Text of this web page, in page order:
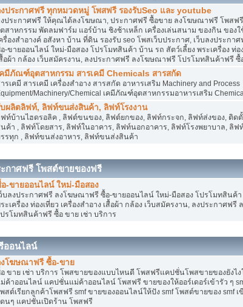
งประกาศฟรี ทุกหมวดหมู่ โพสฟรี รองรับSeo และ youtube
ประกาศฟรี ให้คุณได้ลงโฆษณา, ประกาศฟรี ซื้อขาย ลงโฆษณาฟรี โพสฟ
สาหกรรม พัดลมฟาร์ม แอร์บ้าน ชิงช้าเหล็ก เครื่องเล่นสนาม ของกิน ของใ
รื่องสำอางค์ อสังหา บ้าน ที่ดิน รองรับ seo โพสเว็บประกาศ, เว็บลงประก
-ขายออนไลน์ ใหม่-มือสอง โปรโมทสินค้า บ้าน รถ สัตว์เลี้ยง พระเครื่อง ท่อง
อผ้า กล้อง เว็บสมัครงาน, ลงประกาศฟรี ลงโฆษณาฟรี โปรโมทสินค้าฟรี ซื้
คมีภัณฑ์อุตสาหกรรม สารเคมี Chemicals สารสกัด
รเคมี สารเคมี เครื่องสำอาง สารสกัด อาหารเสริม Machinery and Process
Machinery/Chemical เคมีภัณฑ์อุตสาหกรรมอาหารเสริม
ผลิตลิฟท์, ลิฟท์ขนส่งสินค้า, ลิฟท์โรงงาน
ท์บ้านไฮดรอลิค , ลิฟต์ขนของ, ลิฟต์ยกของ, ลิฟท์กระจก, ลิฟท์ส่งของ, ติด
ค้า , ลิฟท์โดยสาร, ลิฟท์ในอาคาร, ลิฟท์นอกอาคาร, ลิฟท์โรงพยาบาล, ลิฟ
รทุก , ลิฟท์ขนส่งอาหาร, ลิฟท์ขนส่งสินค้า
ะกาศฟรี โพสต์ขายของฟรี
-ขายออนไลน์ ใหม่-มือสอง
บลงประกาศฟรี ลงโฆษณาฟรี ซื้อ-ขายออนไลน์ ใหม่-มือสอง โปรโมทสินค้า
ะเครื่อง ท่องเที่ยว เครื่องสำอาง เสื้อผ้า กล้อง เว็บสมัครงาน, ลงประกาศฟ
รโมทสินค้าฟรี ซื้อ ขาย เช่า บริการ
ออนไลน์
งโฆษณาฟรี ซื้อ-ขาย
ขาย เช่า บริการ โพสขายของแบบไหนดี โพสฟรีแคปชั่นโพสขายของยังไง
ค้าออนไลน์ แคปชั่นแม่ค้าออนไลน์ โพสฟรี ขายของให้ออร์เดอร์เข้ารัว ๆ
สต์เรียกลูกค้าโพสฟรี smf ขายของออนไลน์ให้ปัง smf โพสต์ขายของ smf
นๆ แคปชั่นเปิดร้าน โพสฟรี